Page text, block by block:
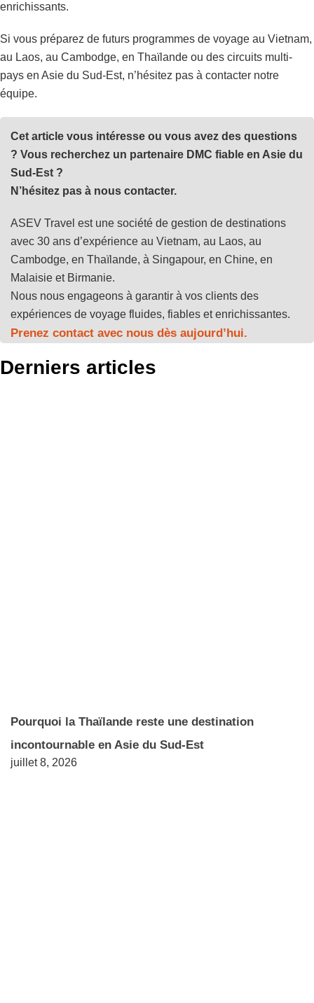
enrichissants.
Si vous préparez de futurs programmes de voyage au Vietnam,
au Laos, au Cambodge, en Thaïlande ou des circuits multi-
pays en Asie du Sud-Est, n’hésitez pas à contacter notre
équipe.
Cet article vous intéresse ou vous avez des questions
? Vous recherchez un partenaire DMC fiable en Asie du
Sud-Est ?
N’hésitez pas à nous contacter.
ASEV Travel est une société de gestion de destinations
avec 30 ans d’expérience au Vietnam, au Laos, au
Cambodge, en Thaïlande, à Singapour, en Chine, en
Malaisie et Birmanie.
Nous nous engageons à garantir à vos clients des
expériences de voyage fluides, fiables et enrichissantes.
Prenez contact avec nous dès aujourd’hui.
Derniers articles
Pourquoi la Thaïlande reste une destination
incontournable en Asie du Sud-Est
juillet 8, 2026